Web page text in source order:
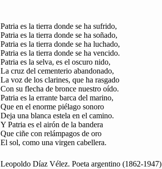
Patria es la tierra donde se ha sufrido,
Patria es la tierra donde se ha soñado,
Patria es la tierra donde se ha luchado,
Patria es la tierra donde se ha vencido.
Patria es la selva, es el oscuro nido,
La cruz del cementerio abandonado,
La voz de los clarines, que ha rasgado
Con su flecha de bronce nuestro oído.
Patria es la errante barca del marino,
Que en el enorme piélago sonoro
Deja una blanca estela en el camino.
Y Patria es el airón de la bandera
Que ciñe con relámpagos de oro
El sol, como una virgen cabellera.
Leopoldo Díaz Vélez. Poeta argentino (1862-1947)